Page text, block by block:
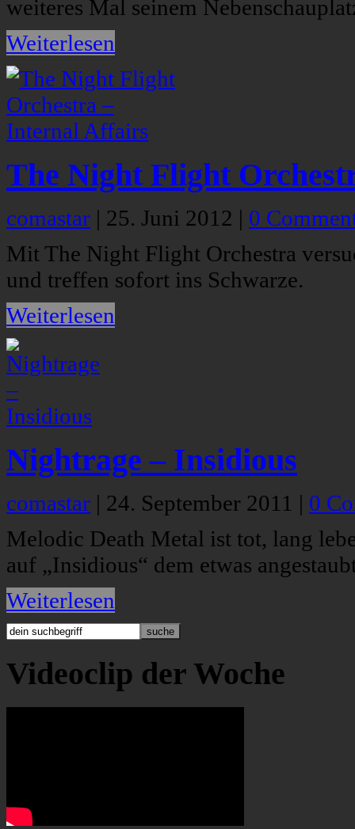
weiteres Mal seinem
Weiterlesen
The Night Flight
comastar | 25. Juni 2012 | 0
Mit The Night Flight Orchestra
und treffen sofort ins Schwarze.
Weiterlesen
Nightrage – Insidious
comastar | 24. September 2011 | 0
Melodic Death Metal ist tot, lang
auf „Insidious“ dem etwas
Weiterlesen
Videoclip der Woche